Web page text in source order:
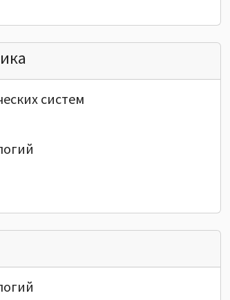
систем